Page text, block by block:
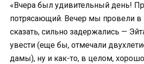
«Вчера был удивительный день!
потрясающий. Вечер мы провели в
сказать, сильно задержались —
увести (еще бы, отмечали
дамы), ну и как-то, в целом,